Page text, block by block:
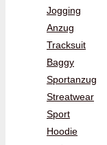
Jogging
Anzug
Tracksuit
Baggy
Sportanzug
Streatwear
Sport
Hoodie